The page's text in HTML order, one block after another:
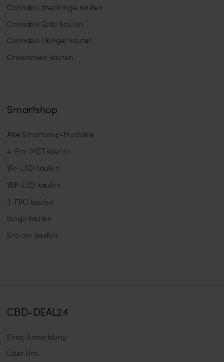
Cannabis Stecklinge kaufen
Cannabis Erde kaufen
Cannabis Dünger kaufen
Growboxen kaufen
Smartshop
Alle Smartshop-Produkte
4-Pro-MET kaufen
1Fe-LSD kaufen
1BP-LSD kaufen
3-FPO kaufen
Iboga kaufen
Kratom kaufen
CBD-DEAL24
Shop Anmeldung
Über Uns